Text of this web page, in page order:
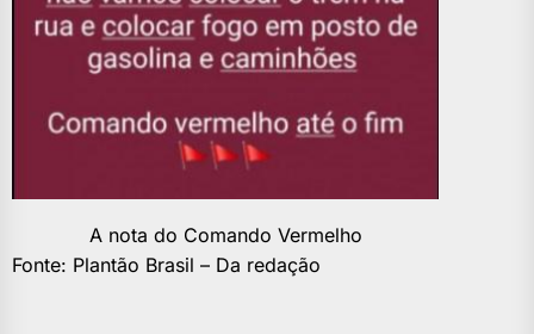
A nota do Comando Vermelho
Fonte: Plantão Brasil – Da redação